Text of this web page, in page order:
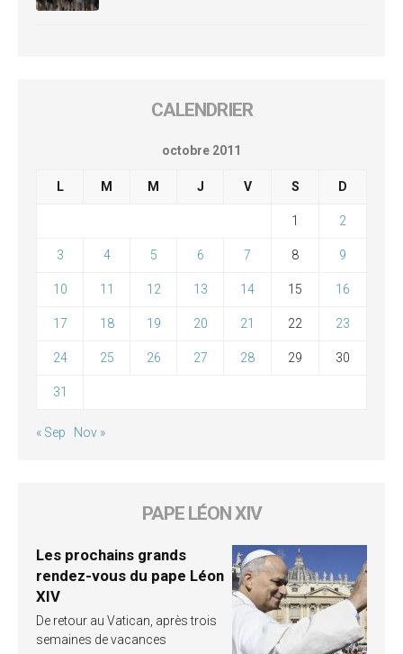
CALENDRIER
octobre 2011
L M M J V S D
1 2
3 4 5 6 7 8 9
10 11 12 13 14 15 16
17 18 19 20 21 22 23
24 25 26 27 28 29 30
31
« Sep Nov »
PAPE LÉON XIV
Les prochains grands
rendez-vous du pape Léon
XIV
De retour au Vatican, après trois
semaines de vacances